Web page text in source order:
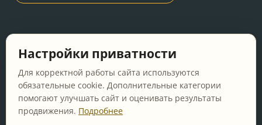
сайте носит информационный характер и не
является публичной офертой, определяемой
положениями Статьи 437 ГК РФ.
Перед оформлением заказа уточняйте
актуальную цену у менеджера по телефону.
Настройки приватности
Для корректной работы сайта используются
обязательные cookie. Дополнительные категории
помогают улучшать сайт и оценивать результаты
продвижения. Подробнее